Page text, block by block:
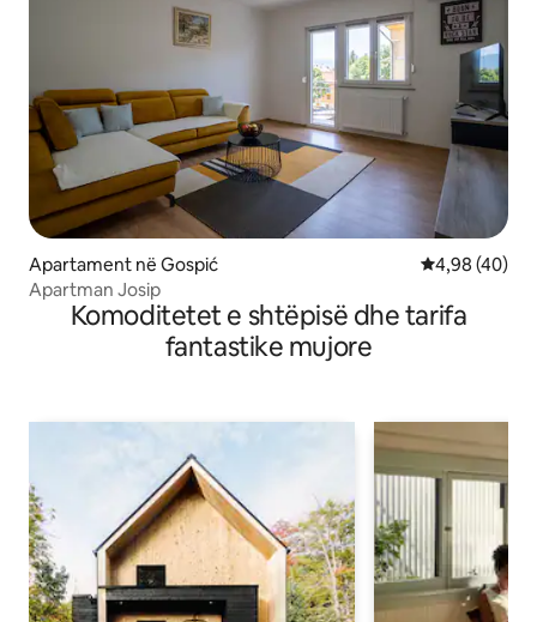
Apartament në Gospić Vlerësimi
4,98 (40)
Apartman Josip
Komoditetet e shtëpisë dhe tarifa
fantastike mujore